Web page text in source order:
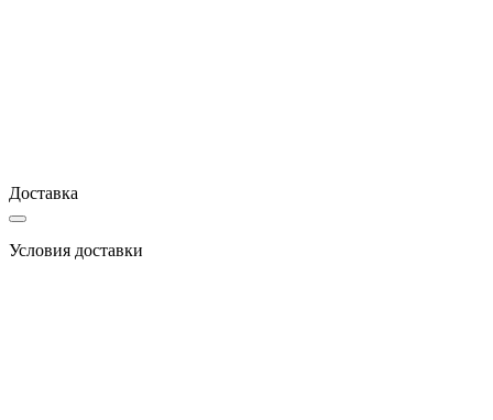
Доставка
Условия доставки